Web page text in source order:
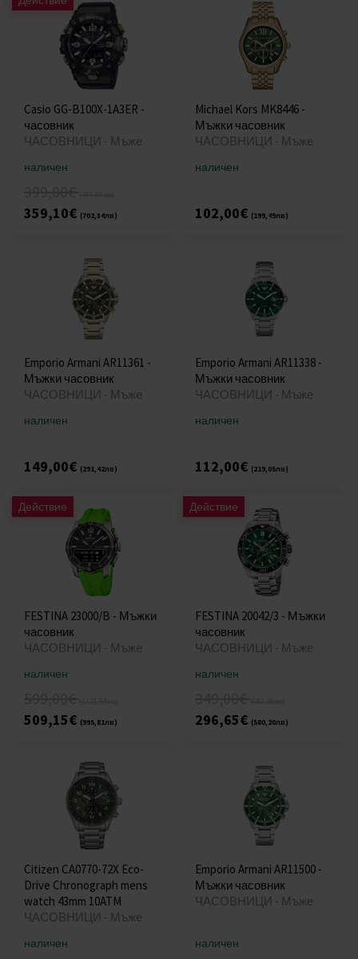
Casio GG-B100X-1A3ER -
часовник
ЧАСОВНИЦИ - Мъже
наличен
359,10€ (702,34лв)
Michael Kors MK8446 -
Мъжки часовник
ЧАСОВНИЦИ - Мъже
наличен
102,00€ (199,49лв)
Emporio Armani AR11361 -
Мъжки часовник
ЧАСОВНИЦИ - Мъже
наличен
149,00€ (291,42лв)
Emporio Armani AR11338 -
Мъжки часовник
ЧАСОВНИЦИ - Мъже
наличен
112,00€ (219,05лв)
Действие
FESTINA 23000/B - Мъжки
часовник
ЧАСОВНИЦИ - Мъже
наличен
509,15€ (995,81лв)
Действие
FESTINA 20042/3 - Мъжки
часовник
ЧАСОВНИЦИ - Мъже
наличен
296,65€ (580,20лв)
Citizen CA0770-72X Eco-
Drive Chronograph mens
watch 43mm 10ATM
ЧАСОВНИЦИ - Мъже
наличен
Emporio Armani AR11500 -
Мъжки часовник
ЧАСОВНИЦИ - Мъже
наличен